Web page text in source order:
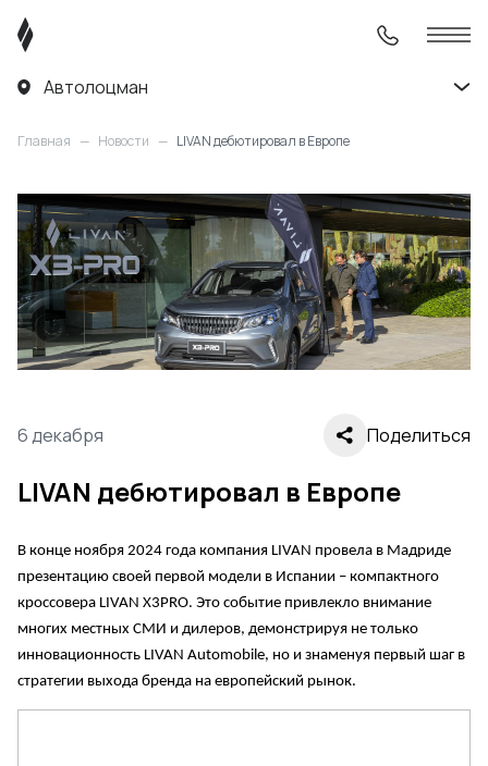
Автолоцман
Главная — Новости — LIVAN дебютировал в Европе
6 декабря Поделиться
LIVAN дебютировал в Европе
В конце ноября 2024 года компания LIVAN провела в Мадриде
презентацию своей первой модели в Испании – компактного
кроссовера LIVAN X3PRO. Это событие привлекло внимание
многих местных СМИ и дилеров, демонстрируя не только
инновационность LIVAN Automobile, но и знаменуя первый шаг в
стратегии выхода бренда на европейский рынок.